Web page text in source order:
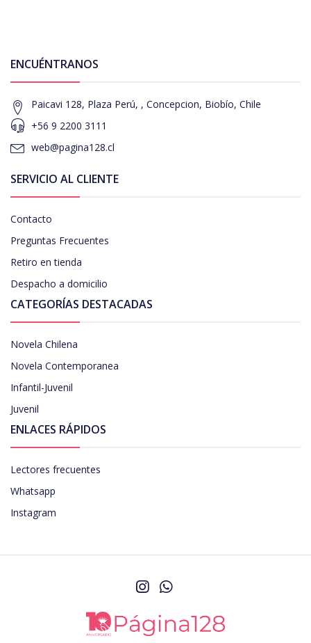
ENCUÉNTRANOS
Paicavi 128, Plaza Perú, , Concepcion, Biobío, Chile
+56 9 2200 3111
web@pagina128.cl
SERVICIO AL CLIENTE
Contacto
Preguntas Frecuentes
Retiro en tienda
Despacho a domicilio
CATEGORÍAS DESTACADAS
Novela Chilena
Novela Contemporanea
Infantil-Juvenil
Juvenil
ENLACES RÁPIDOS
Lectores frecuentes
Whatsapp
Instagram